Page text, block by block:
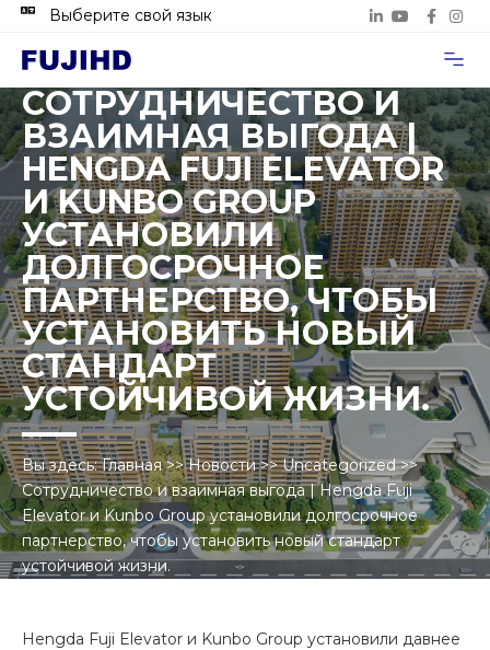
Выберите свой язык
СОТРУДНИЧЕСТВО И
ВЗАИМНАЯ ВЫГОДА |
HENGDA FUJI ELEVATOR
И KUNBO GROUP
УСТАНОВИЛИ
ДОЛГОСРОЧНОЕ
ПАРТНЕРСТВО, ЧТОБЫ
УСТАНОВИТЬ НОВЫЙ
СТАНДАРТ
УСТОЙЧИВОЙ ЖИЗНИ.
Вы здесь:Главная>>Новости>>Uncategorized>>
Сотрудничество и взаимная выгода | Hengda Fuji
Elevator и Kunbo Group установили долгосрочное
партнерство, чтобы установить новый стандарт
устойчивой жизни.
Hengda Fuji Elevator и Kunbo Group установили давнее